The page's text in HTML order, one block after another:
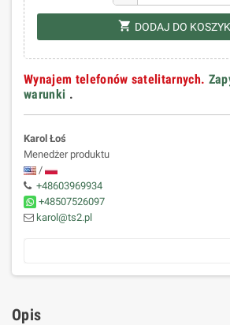
shopping_cart DODAJ DO
Wynajem telefonów satelitarnych.
warunki .
Karol Łoś
Menedżer produktu
/
+48603969934
+48507526097
karol@ts2.pl
Opis